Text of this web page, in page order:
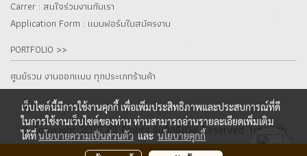
Carrer : สนใจร่วมงานกับเรา
Application Form : แบบฟอร์มใบสมัครงาน
PORTFOLIO >>
ศูนย์รวม งานออกแบบ ทุกประเภทร้านค้า
© Copyright 2012 All Rights ลิขสิทธิ์ภาพ Reserved. fur.co.th
เว็บไซต์นี้มีการใช้งานคุกกี้ เพื่อเพิ่มประสิทธิภาพและประสบการณ์ที่ดี
ในการใช้งานเว็บไซต์ของท่าน ท่านสามารถอ่านรายละเอียดเพิ่มเติม
ได้ที่นโยบายความเป็นส่วนตัวและนโยบายคุกกี้